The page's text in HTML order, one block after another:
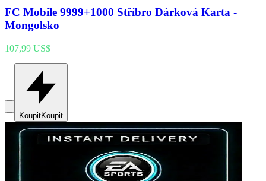
FC Mobile 9999+1000 Stříbro Dárková Karta -
Mongolsko
107,99 US$
KoupitKoupit